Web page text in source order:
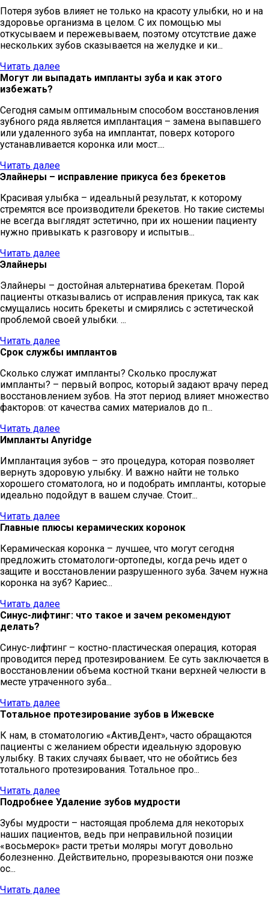
Потеря зубов влияет не только на красоту улыбки, но и на
здоровье организма в целом. С их помощью мы
откусываем и пережевываем, поэтому отсутствие даже
нескольких зубов сказывается на желудке и ки...
Читать далее
Могут ли выпадать импланты зуба и как этого
избежать?
Сегодня самым оптимальным способом восстановления
зубного ряда является имплантация – замена выпавшего
или удаленного зуба на имплантат, поверх которого
устанавливается коронка или мост....
Читать далее
Элайнеры – исправление прикуса без брекетов
Красивая улыбка – идеальный результат, к которому
стремятся все производители брекетов. Но такие системы
не всегда выглядят эстетично, при их ношении пациенту
нужно привыкать к разговору и испытыв...
Читать далее
Элайнеры
Элайнеры – достойная альтернатива брекетам. Порой
пациенты отказывались от исправления прикуса, так как
смущались носить брекеты и смирялись с эстетической
проблемой своей улыбки. ...
Читать далее
Срок службы имплантов
Сколько служат импланты? Сколько прослужат
импланты? – первый вопрос, который задают врачу перед
восстановлением зубов. На этот период влияет множество
факторов: от качества самих материалов до п...
Читать далее
Импланты Anyridge
Имплантация зубов – это процедура, которая позволяет
вернуть здоровую улыбку. И важно найти не только
хорошего стоматолога, но и подобрать импланты, которые
идеально подойдут в вашем случае. Стоит...
Читать далее
Главные плюсы керамических коронок
Керамическая коронка – лучшее, что могут сегодня
предложить стоматологи-ортопеды, когда речь идет о
защите и восстановлении разрушенного зуба. Зачем нужна
коронка на зуб? Кариес...
Читать далее
Синус-лифтинг: что такое и зачем рекомендуют
делать?
Синус-лифтинг – костно-пластическая операция, которая
проводится перед протезированием. Ее суть заключается в
восстановлении объема костной ткани верхней челюсти в
месте утраченного зуба...
Читать далее
Тотальное протезирование зубов в Ижевске
К нам, в стоматологию «АктивДент», часто обращаются
пациенты с желанием обрести идеальную здоровую
улыбку. В таких случаях бывает, что не обойтись без
тотального протезирования. Тотальное про...
Читать далее
Подробнее Удаление зубов мудрости
Зубы мудрости – настоящая проблема для некоторых
наших пациентов, ведь при неправильной позиции
«восьмерок» расти третьи моляры могут довольно
болезненно. Действительно, прорезываются они позже
ос...
Читать далее